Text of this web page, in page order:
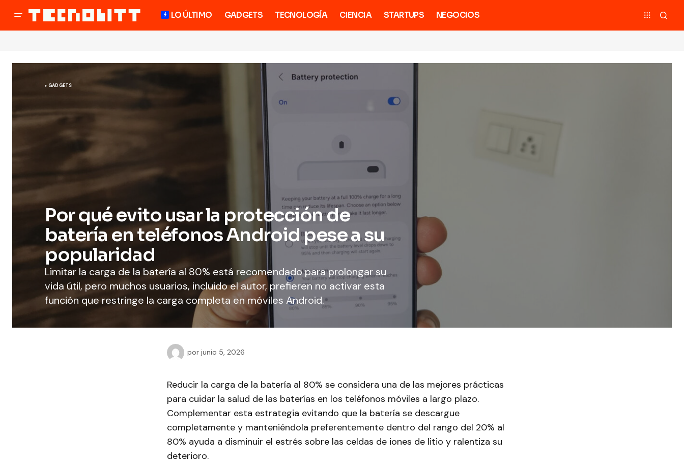
LO ÚLTIMO GADGETS TECNOLOGÍA CIENCIA STARTUPS NEGOCIOS
GADGETS
Por qué evito usar la protección de
batería en teléfonos Android pese a su
popularidad
Limitar la carga de la batería al 80% está recomendado para prolongar su
vida útil, pero muchos usuarios, incluido el autor, prefieren no activar esta
función que restringe la carga completa en móviles Android.
por junio 5, 2026
Reducir la carga de la batería al 80% se considera una de las mejores prácticas
para cuidar la salud de las baterías en los teléfonos móviles a largo plazo.
Complementar esta estrategia evitando que la batería se descargue
completamente y manteniéndola preferentemente dentro del rango del 20% al
80% ayuda a disminuir el estrés sobre las celdas de iones de litio y ralentiza su
deterioro.